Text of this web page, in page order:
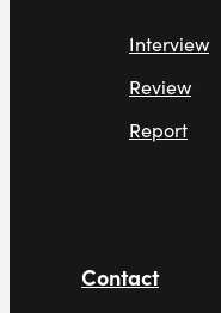
Interview
Review
Report
Contact